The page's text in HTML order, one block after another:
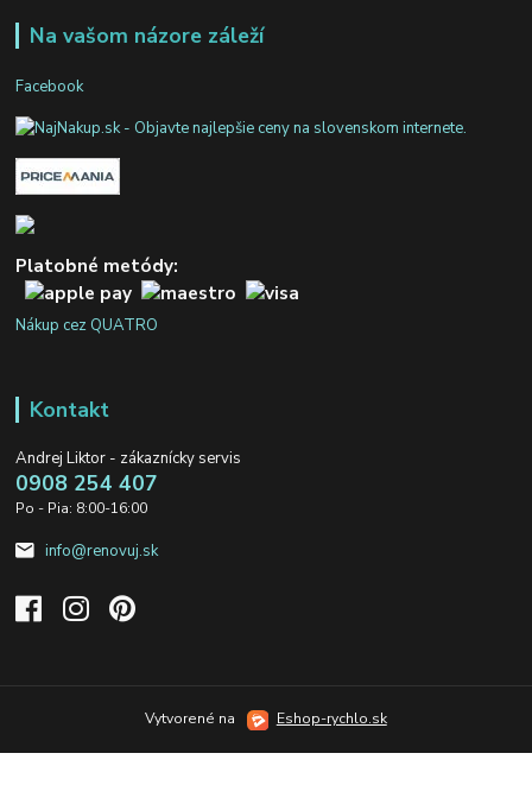
Na vašom názore záleží
Facebook
Platobné metódy:
Nákup cez QUATRO
Kontakt
Andrej Liktor - zákaznícky servis
0908 254 407
Po - Pia: 8:00-16:00
info@renovuj.sk
Vytvorené na Eshop-rychlo.sk